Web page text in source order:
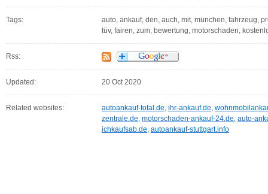
Tags:
auto, ankauf, den, auch, mit, münchen, fahrzeug,
tüv, fairen, zum, bewertung, motorschaden,
Rss:
Updated: 20 Oct 2020
Related websites: autoankauf-total.de, ihr-ankauf.de,
zentrale.de, motorschaden-ankauf-24.de, auto-
ichkaufsab.de, autoankauf-stuttgart.info